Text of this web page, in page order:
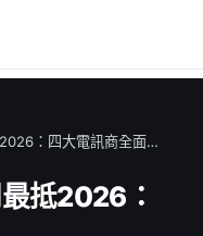
：四大電訊商全面…
抵2026：